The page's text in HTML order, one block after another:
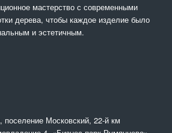
мастерство с современными
дерева, чтобы каждое изделие было
и эстетичным.
Московский, 22-й км